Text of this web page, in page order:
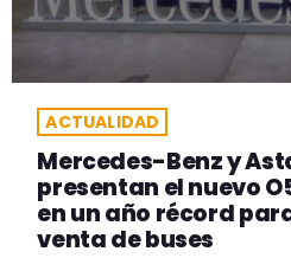
ACTUALIDAD
Mercedes-Benz y
presentan el nuevo
en un año récord
venta de buses